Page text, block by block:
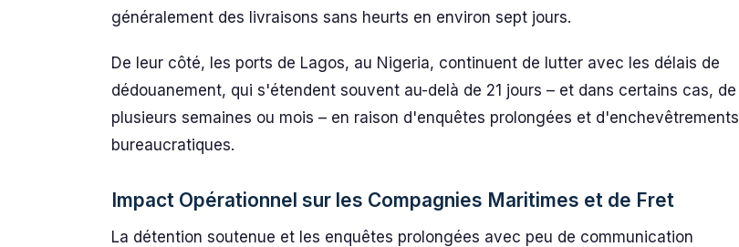
généralement des livraisons sans heurts en environ sept jours.
De leur côté, les ports de Lagos, au Nigeria, continuent de lutter avec les délais de
dédouanement, qui s'étendent souvent au-delà de 21 jours – et dans certains cas, de
plusieurs semaines ou mois – en raison d'enquêtes prolongées et d'enchevêtrements
bureaucratiques.
Impact Opérationnel sur les Compagnies Maritimes et de Fret
La détention soutenue et les enquêtes prolongées avec peu de communication